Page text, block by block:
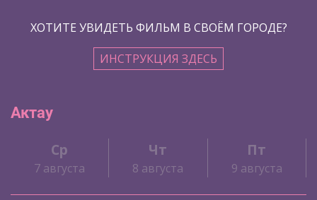
ХОТИТЕ УВИДЕТЬ ФИЛЬМ В СВОЁМ ГОРОДЕ?
ИНСТРУКЦИЯ ЗДЕСЬ
Актау
Ср
7 августа
Чт
8 августа
Пт
9 августа